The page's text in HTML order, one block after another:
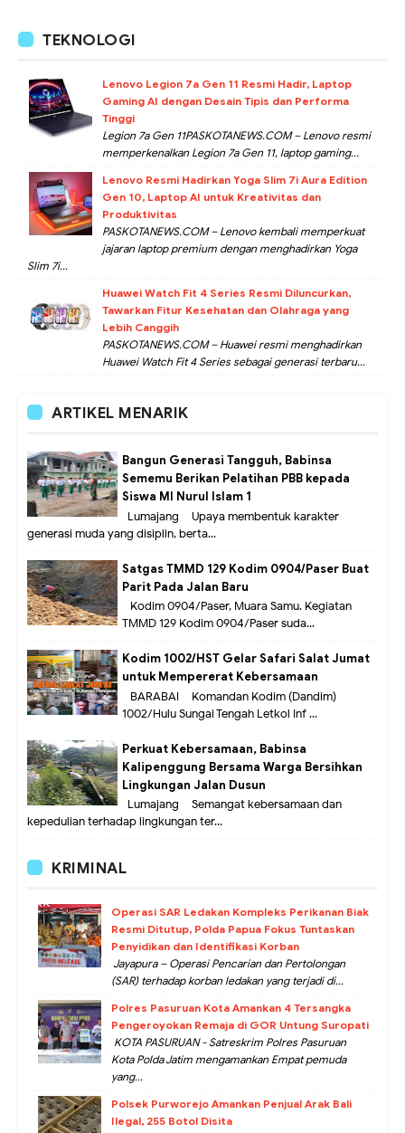
TEKNOLOGI
Lenovo Legion 7a Gen 11 Resmi Hadir, Laptop
Gaming AI dengan Desain Tipis dan Performa
Tinggi
Legion 7a Gen 11PASKOTANEWS.COM – Lenovo resmi
memperkenalkan Legion 7a Gen 11, laptop gaming...
Lenovo Resmi Hadirkan Yoga Slim 7i Aura Edition
Gen 10, Laptop AI untuk Kreativitas dan
Produktivitas
PASKOTANEWS.COM – Lenovo kembali memperkuat
jajaran laptop premium dengan menghadirkan Yoga
Slim 7i...
Huawei Watch Fit 4 Series Resmi Diluncurkan,
Tawarkan Fitur Kesehatan dan Olahraga yang
Lebih Canggih
PASKOTANEWS.COM – Huawei resmi menghadirkan
Huawei Watch Fit 4 Series sebagai generasi terbaru...
ARTIKEL MENARIK
Bangun Generasi Tangguh, Babinsa
Sememu Berikan Pelatihan PBB kepada
Siswa MI Nurul Islam 1
Lumajang – Upaya membentuk karakter
generasi muda yang disiplin, berta...
Satgas TMMD 129 Kodim 0904/Paser Buat
Parit Pada Jalan Baru
Kodim 0904/Paser, Muara Samu. Kegiatan
TMMD 129 Kodim 0904/Paser suda...
Kodim 1002/HST Gelar Safari Salat Jumat
untuk Mempererat Kebersamaan
BARABAI – Komandan Kodim (Dandim)
1002/Hulu Sungai Tengah Letkol Inf ...
Perkuat Kebersamaan, Babinsa
Kalipenggung Bersama Warga Bersihkan
Lingkungan Jalan Dusun
Lumajang – Semangat kebersamaan dan
kepedulian terhadap lingkungan ter...
KRIMINAL
Operasi SAR Ledakan Kompleks Perikanan Biak
Resmi Ditutup, Polda Papua Fokus Tuntaskan
Penyidikan dan Identifikasi Korban
Jayapura – Operasi Pencarian dan Pertolongan
(SAR) terhadap korban ledakan yang terjadi di...
Polres Pasuruan Kota Amankan 4 Tersangka
Pengeroyokan Remaja di GOR Untung Suropati
KOTA PASURUAN - Satreskrim Polres Pasuruan
Kota Polda Jatim mengamankan Empat pemuda
yang...
Polsek Purworejo Amankan Penjual Arak Bali
Ilegal, 255 Botol Disita